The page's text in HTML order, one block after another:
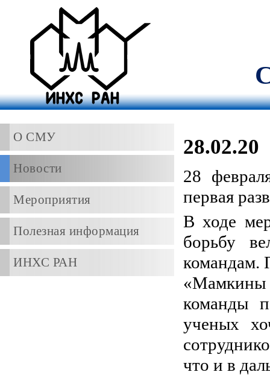
О СМУ
Новости
Мероприятия
Полезная информация
ИНХС РАН
28.02.20
28
первая
В ходе
борьбу
командам.
«Мамкины
команды
ученых
что и в